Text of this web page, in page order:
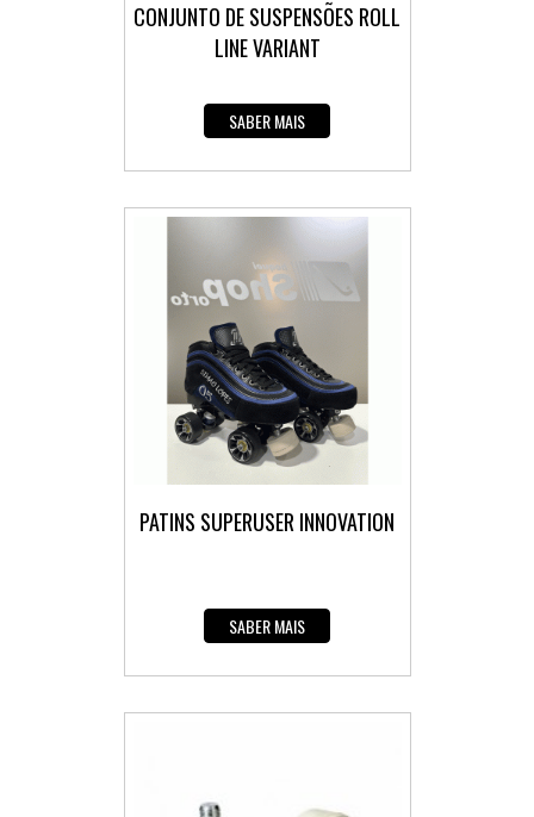
CONJUNTO DE SUSPENSÕES ROLL
LINE VARIANT
SABER MAIS
PATINS SUPERUSER INNOVATION
SABER MAIS